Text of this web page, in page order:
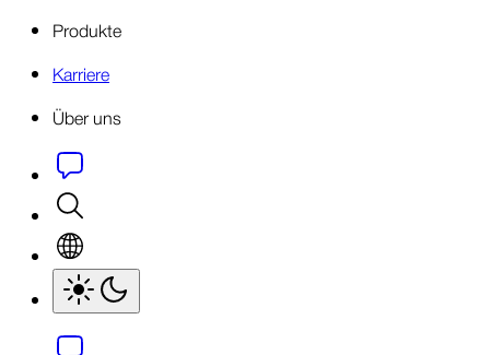
Produkte
Karriere
Über uns